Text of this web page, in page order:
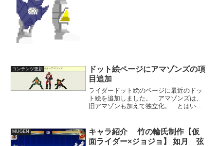
コンテンツ更新
ドット絵ページにアマゾンズの項
目追加
ライダードット絵のページに最近のドッ
ト絵を追加しました。 アマゾンズは、
旧アマゾンも加えて独立化。 とはい
ーも出てくるんじゃないかと思うので1列
分ぐらいは埋まるんじゃ...
MUGEN
キャラ紹介 竹の輪氏制作【仮
面ライダー×ジョジョ】 如月 弦